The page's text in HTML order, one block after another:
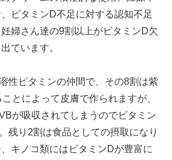
ビタミンD不足に対する認知不足
婦さん達の9割以上がビタミンD欠
ています。
性ビタミンの仲間で、その8割は紫
とによって皮膚で作られますが、
が吸収されてしまうのでビタミン
残り2割は食品としての摂取になり
キノコ類にはビタミンDが豊富に